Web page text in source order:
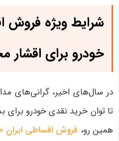
شرایط ویژه فروش
خودرو برای اقشار
در سال‌های اخیر، گرانی‌های
تا توان خرید نقدی خودرو برای
همین رو، فروش اقساطی ایران